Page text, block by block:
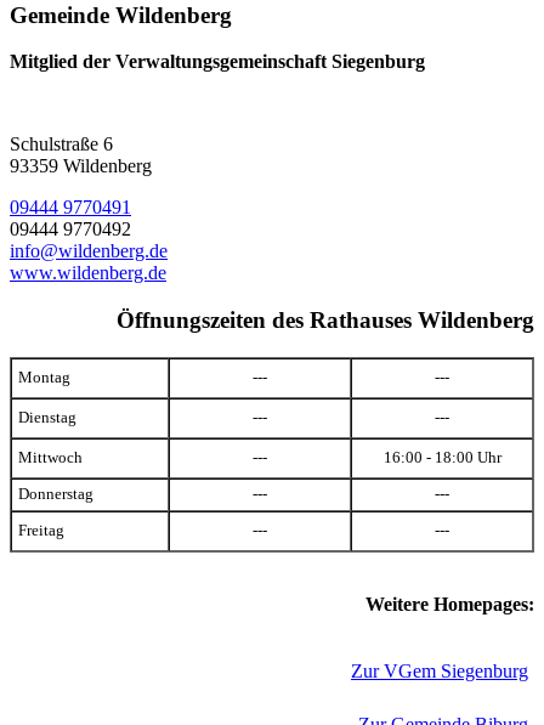
Gemeinde Wildenberg
Mitglied der Verwaltungsgemeinschaft Siegenburg
Schulstraße 6
93359 Wildenberg
09444 9770491
09444 9770492
info@wildenberg.de
www.wildenberg.de
Öffnungszeiten des Rathauses Wildenberg
Montag --- ---
Dienstag --- ---
Mittwoch --- 16:00 - 18:00 Uhr
Donnerstag --- ---
Freitag --- ---
Weitere Homepages:
Zur VGem Siegenburg